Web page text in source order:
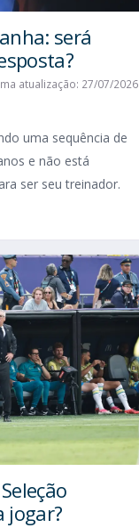
será
atualização: 27/07/2026
uma sequência de
e não está
ser seu treinador.
jogar?